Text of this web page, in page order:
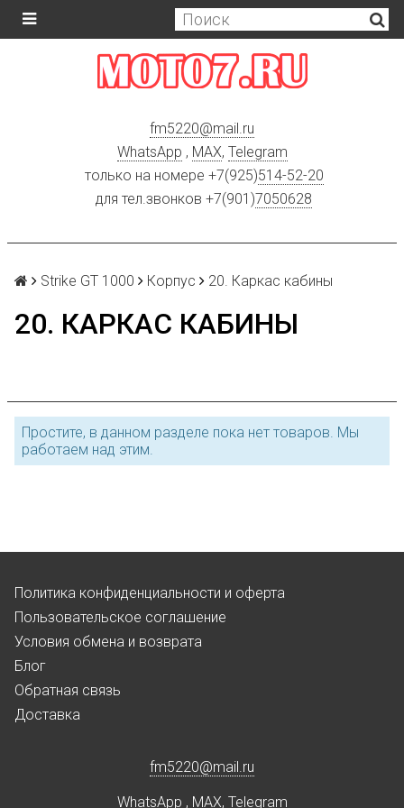
fm5220@mail.ru
WhatsApp , MAX, Telegram
только на номере +7(925)514-52-20
для тел.звонков +7(901)7050628
Strike GT 1000 Корпус 20. Каркас кабины
20. КАРКАС КАБИНЫ
Простите, в данном разделе пока нет товаров. Мы
работаем над этим.
Политика конфиденциальности и оферта
Пользовательское соглашение
Условия обмена и возврата
Блог
Обратная связь
Доставка
fm5220@mail.ru
WhatsApp , MAX, Telegram